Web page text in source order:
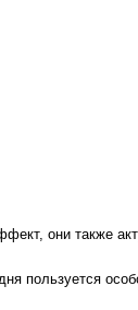
они также
пользуется